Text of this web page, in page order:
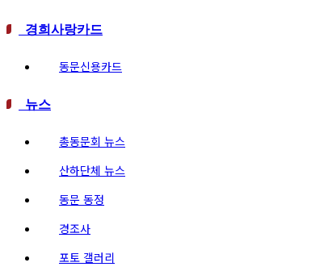
경희사랑카드
동문신용카드
뉴스
총동문회 뉴스
산하단체 뉴스
동문 동정
경조사
포토 갤러리